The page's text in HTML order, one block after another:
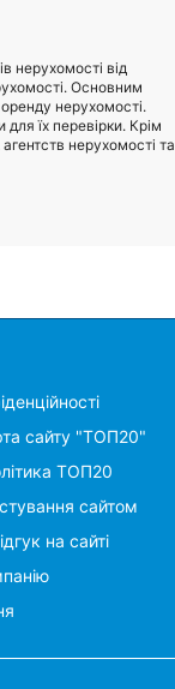
нерухомості від
Основним
нерухомості.
для їх перевірки. Крім
нерухомості та
сайту "ТОП20"
ТОП20
сайтом
на сайті